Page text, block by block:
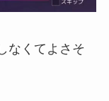
なくてよさそ